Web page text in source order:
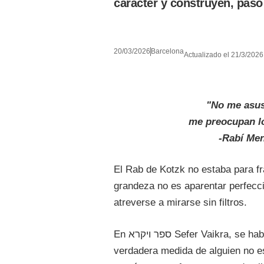
carácter y construyen,
20/03/2026 BarcelonaActualizado el 21/3/
"No me
me preocupan
-Rabí
El Rab de Kotzk no estaba para
grandeza no es aparentar
atreverse a mirarse sin filtros.
En ספר ויקרא Sefer Vaikra, se habla de errores sutiles, incluso involuntarios. La
verdadera medida de alguien no